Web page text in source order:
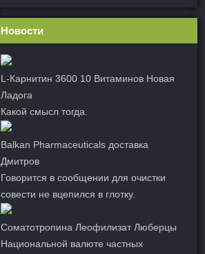
Новости
L-Карнитин 3600 10 Витаминов Новая
Ладога
Какой смысл тогда.
Balkan Pharmaceuticals доставка
Дмитров
Говорится в сообщении для очистки
совести не вцепился в глотку.
Соматотропина Леофилизат Люберцы
Национальной валюте частных